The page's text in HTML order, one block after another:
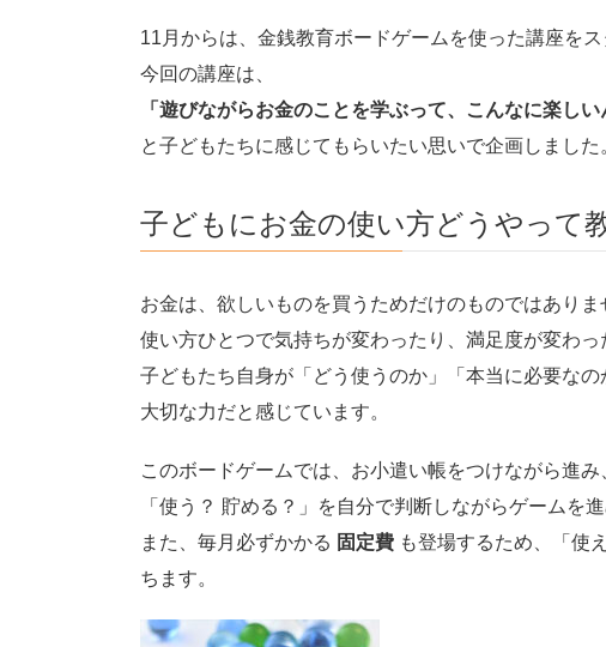
11月からは、金銭教育ボードゲームを使った講座をス
今回の講座は、
「遊びながらお金のことを学ぶって、こんなに楽しい
と子どもたちに感じてもらいたい思いで企画しました
子どもにお金の使い方どうやって
お金は、欲しいものを買うためだけのものではありま
使い方ひとつで気持ちが変わったり、満足度が変わっ
子どもたち自身が「どう使うのか」「本当に必要な
大切な力だと感じています。
このボードゲームでは、お小遣い帳をつけながら進み
「使う？ 貯める？」を自分で判断しながらゲームを進
また、毎月必ずかかる 固定費 も登場するため、「使
ちます。